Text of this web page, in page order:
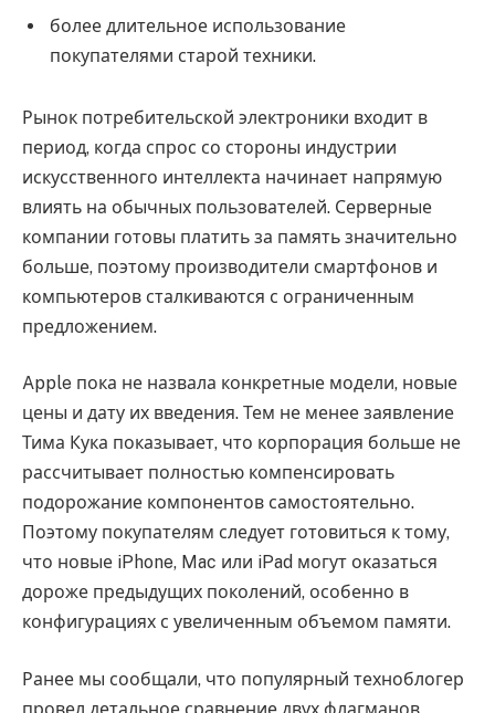
более длительное использование
покупателями старой техники.
Рынок потребительской электроники входит в
период, когда спрос со стороны индустрии
искусственного интеллекта начинает напрямую
влиять на обычных пользователей. Серверные
компании готовы платить за память значительно
больше, поэтому производители смартфонов и
компьютеров сталкиваются с ограниченным
предложением.
Apple пока не назвала конкретные модели, новые
цены и дату их введения. Тем не менее заявление
Тима Кука показывает, что корпорация больше не
рассчитывает полностью компенсировать
подорожание компонентов самостоятельно.
Поэтому покупателям следует готовиться к тому,
что новые iPhone, Mac или iPad могут оказаться
дороже предыдущих поколений, особенно в
конфигурациях с увеличенным объемом памяти.
Ранее мы сообщали, что популярный техноблогер